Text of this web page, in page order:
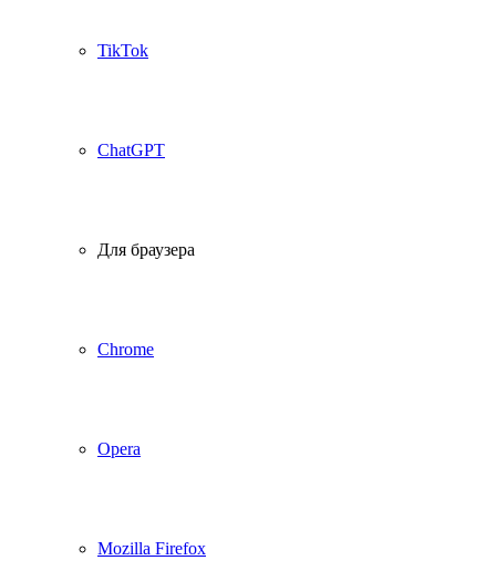
TikTok
ChatGPT
Для браузера
Chrome
Opera
Mozilla Firefox